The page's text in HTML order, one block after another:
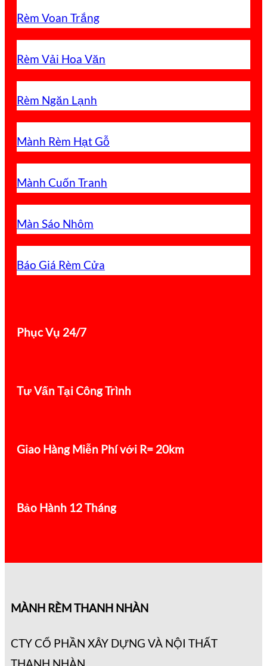
Rèm Voan Trắng
Rèm Vải Hoa Văn
Rèm Ngăn Lạnh
Mành Rèm Hạt Gỗ
Mành Cuốn Tranh
Màn Sáo Nhôm
Báo Giá Rèm Cửa
Phục Vụ 24/7
Tư Vấn Tại Công Trình
Giao Hàng Miễn Phí với R= 20km
Bảo Hành 12 Tháng
MÀNH RÈM THANH NHÀN
CTY CỔ PHẦN XÂY DỰNG VÀ NỘI THẤT